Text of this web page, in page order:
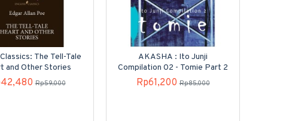
The Tell-Tale
and Other Stories
Rp59,000
AKASHA : Ito Junji
Compilation 02 - Tomie Part 2
Rp61,200 Rp85,000